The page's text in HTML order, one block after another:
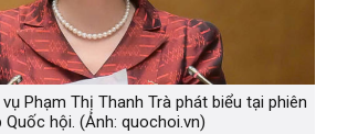
Phạm Thị Thanh Trà phát biểu tại phiên
Quốc hội. (Ảnh: quochoi.vn)